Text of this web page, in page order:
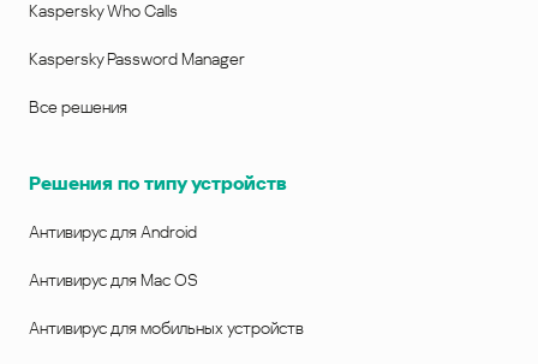
Kaspersky Who Calls
Kaspersky Password Manager
Все решения
Решения по типу устройств
Антивирус для Android
Антивирус для Mac OS
Антивирус для мобильных устройств